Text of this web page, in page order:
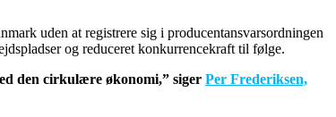
uden at registrere sig i producentansvarsordningen
og reduceret konkurrencekraft til følge.
den cirkulære økonomi,” siger Per Frederiksen,